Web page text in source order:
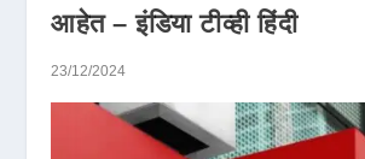
आहेत – इंडिया टीव्ही हिंदी
23/12/2024